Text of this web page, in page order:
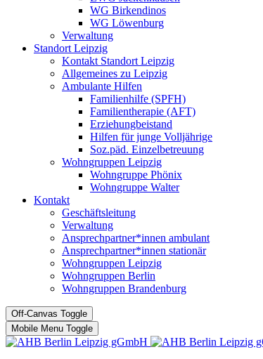
WG Birkendinos
WG Löwenburg
Verwaltung
Standort Leipzig
Kontakt Standort Leipzig
Allgemeines zu Leipzig
Ambulante Hilfen
Familienhilfe (SPFH)
Familientherapie (AFT)
Erziehungbeistand
Hilfen für junge Volljährige
Soz.päd. Einzelbetreuung
Wohngruppen Leipzig
Wohngruppe Phönix
Wohngruppe Walter
Kontakt
Geschäftsleitung
Verwaltung
Ansprechpartner*innen ambulant
Ansprechpartner*innen stationär
Wohngruppen Leipzig
Wohngruppen Berlin
Wohngruppen Brandenburg
Off-Canvas Toggle
Mobile Menu Toggle